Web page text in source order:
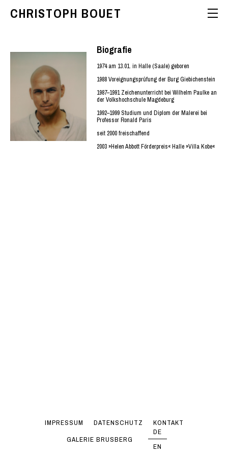
CHRISTOPH BOUET
Biografie
1974 am 13.01. in Halle (Saale) geboren
1988 Voreignungsprüfung der Burg Giebichenstein
1987–1991 Zeichenunterricht bei Wilhelm Paulke an
der Volkshochschule Magdeburg
1992–1999 Studium und Diplom der Malerei bei
Professor Ronald Paris
seit 2000 freischaffend
2003 »Helen Abbott Förderpreis« Halle »Villa Kobe«
IMPRESSUM DATENSCHUTZ
KONTAKT
GALERIE BRUSBERG
DE
EN